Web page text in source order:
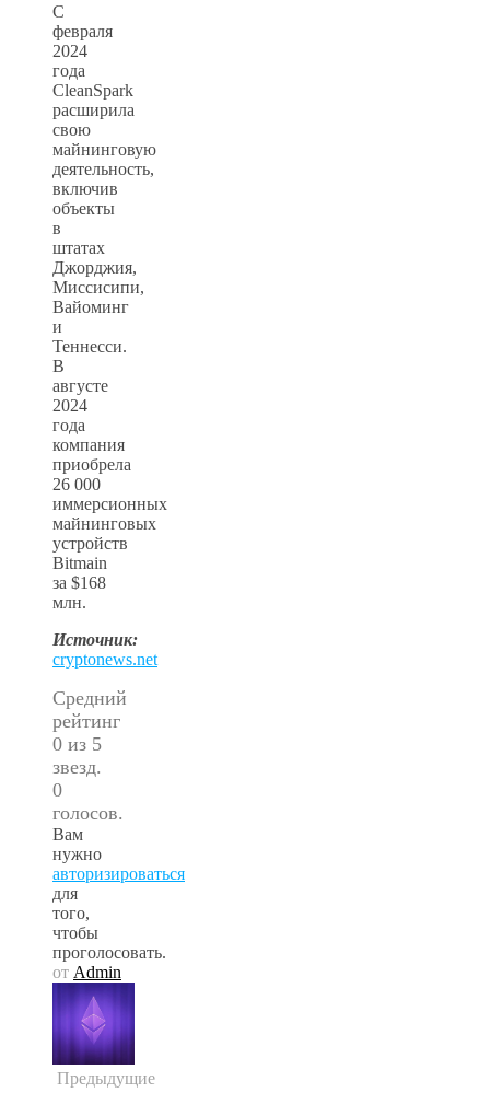
С
февраля
2024
года
CleanSpark
расширила
свою
майнинговую
деятельность,
включив
объекты
в
штатах
Джорджия,
Миссисипи,
Вайоминг
и
Теннесси.
В
августе
2024
года
компания
приобрела
26 000
иммерсионных
майнинговых
устройств
Bitmain
за $168
млн.
Источник:
cryptonews.net
Средний
рейтинг
0 из 5
звезд.
0
голосов.
Вам
нужно
авторизироваться
для
того,
чтобы
проголосовать.
от Admin
Предыдущие